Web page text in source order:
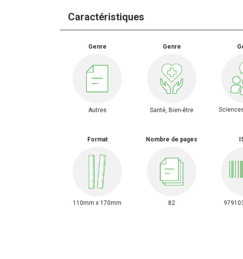
Caractéristiques
Genre
Autres
Genre
Santé, Bien-être
Format
110mm x 170mm
Nombre de pages
82